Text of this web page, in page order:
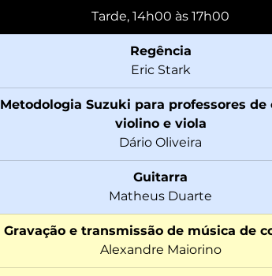
Tarde, 14h00 às 17h00
Regência
Eric Stark
Metodologia Suzuki para professores de
violino e viola
Dário Oliveira
Guitarra
Matheus Duarte
Gravação e transmissão de música de
Alexandre Maiorino